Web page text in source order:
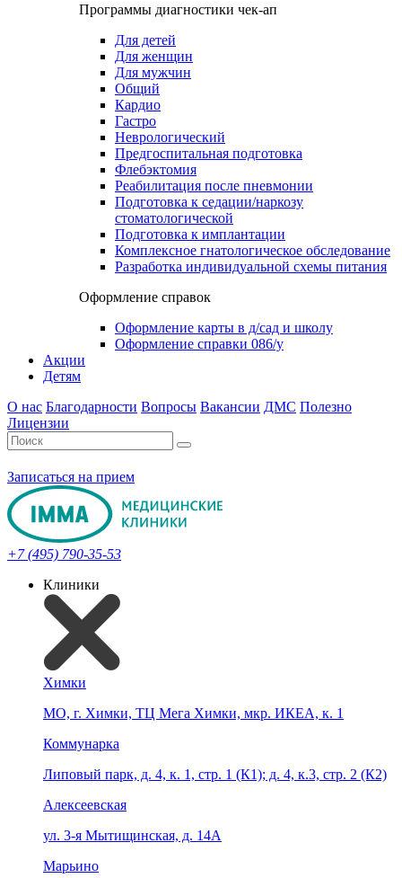
Программы диагностики чек-ап
Для детей
Для женщин
Для мужчин
Общий
Кардио
Гастро
Неврологический
Предгоспитальная подготовка
Флебэктомия
Реабилитация после пневмонии
Подготовка к седации/наркозу
стоматологической
Подготовка к имплантации
Комплексное гнатологическое обследование
Разработка индивидуальной схемы питания
Оформление справок
Оформление карты в д/сад и школу
Оформление справки 086/у
Акции
Детям
О нас Благодарности Вопросы Вакансии ДМС Полезно
Лицензии
Записаться на прием
+7 (495) 790-35-53
Клиники
Химки
МО, г. Химки, ТЦ Мега Химки, мкр. ИКЕА, к. 1
Коммунарка
Липовый парк, д. 4, к. 1, стр. 1 (К1); д. 4, к.3, стр. 2 (К2)
Алексеевская
ул. 3-я Мытищинская, д. 14А
Марьино